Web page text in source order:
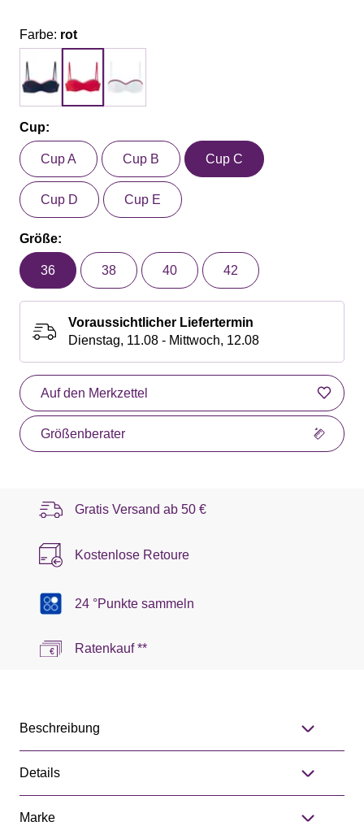
Farbe: rot
Cup:
Cup A Cup B Cup C
Cup D Cup E
Größe:
36 38 40 42
Voraussichtlicher Liefertermin
Dienstag, 11.08 - Mittwoch, 12.08
Auf den Merkzettel
Größenberater
Gratis Versand ab 50 €
Kostenlose Retoure
24 °Punkte sammeln
Ratenkauf **
Beschreibung
Details
Marke